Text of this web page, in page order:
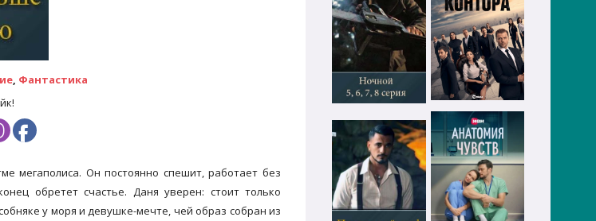
, Фантастика
мегаполиса. Он постоянно спешит, работает без
обретет счастье. Даня уверен: стоит только
у моря и девушке-мечте, чей образ собран из